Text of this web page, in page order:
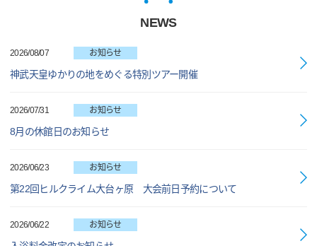
NEWS
2026/08/07 お知らせ
神武天皇ゆかりの地をめぐる特別ツアー開催
2026/07/31 お知らせ
8月の休館日のお知らせ
2026/06/23 お知らせ
第22回ヒルクライム大台ヶ原 大会前日予約について
2026/06/22 お知らせ